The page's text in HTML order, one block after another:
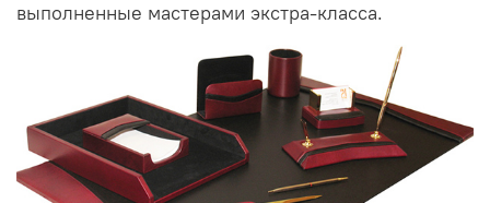
выполненные мастерами экстра-класса.